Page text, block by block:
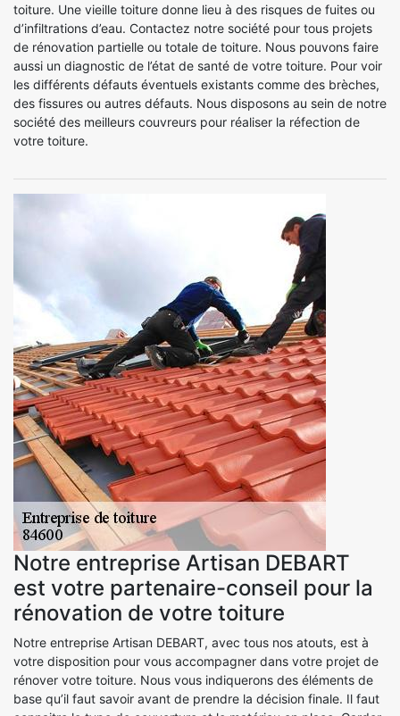
toiture. Une vieille toiture donne lieu à des risques de fuites ou
d’infiltrations d’eau. Contactez notre société pour tous projets
de rénovation partielle ou totale de toiture. Nous pouvons faire
aussi un diagnostic de l’état de santé de votre toiture. Pour voir
les différents défauts éventuels existants comme des brèches,
des fissures ou autres défauts. Nous disposons au sein de notre
société des meilleurs couvreurs pour réaliser la réfection de
votre toiture.
Notre entreprise Artisan DEBART
est votre partenaire-conseil pour la
rénovation de votre toiture
Notre entreprise Artisan DEBART, avec tous nos atouts, est à
votre disposition pour vous accompagner dans votre projet de
rénover votre toiture. Nous vous indiquerons des éléments de
base qu’il faut savoir avant de prendre la décision finale. Il faut